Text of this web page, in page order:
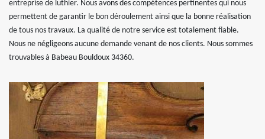
entreprise de luthier. Nous avons des compétences pertinentes qui nous
permettent de garantir le bon déroulement ainsi que la bonne réalisation
de tous nos travaux. La qualité de notre service est totalement fiable.
Nous ne négligeons aucune demande venant de nos clients. Nous sommes
trouvables à Babeau Bouldoux 34360.